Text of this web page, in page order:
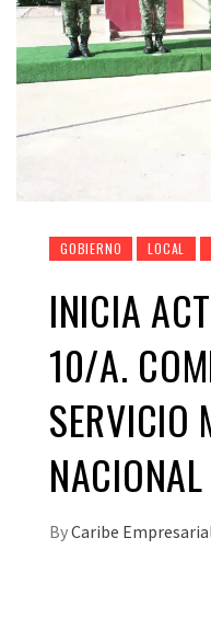
GOBIERNO LOCAL
INICIA
10/A.
SERVICIO
NACIONAL
ByCaribe